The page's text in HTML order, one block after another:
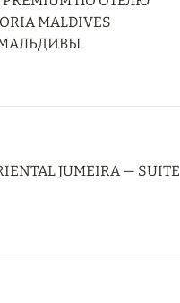
MALDIVES
МАЛЬДИВЫ
JUMEIRA — SUITE